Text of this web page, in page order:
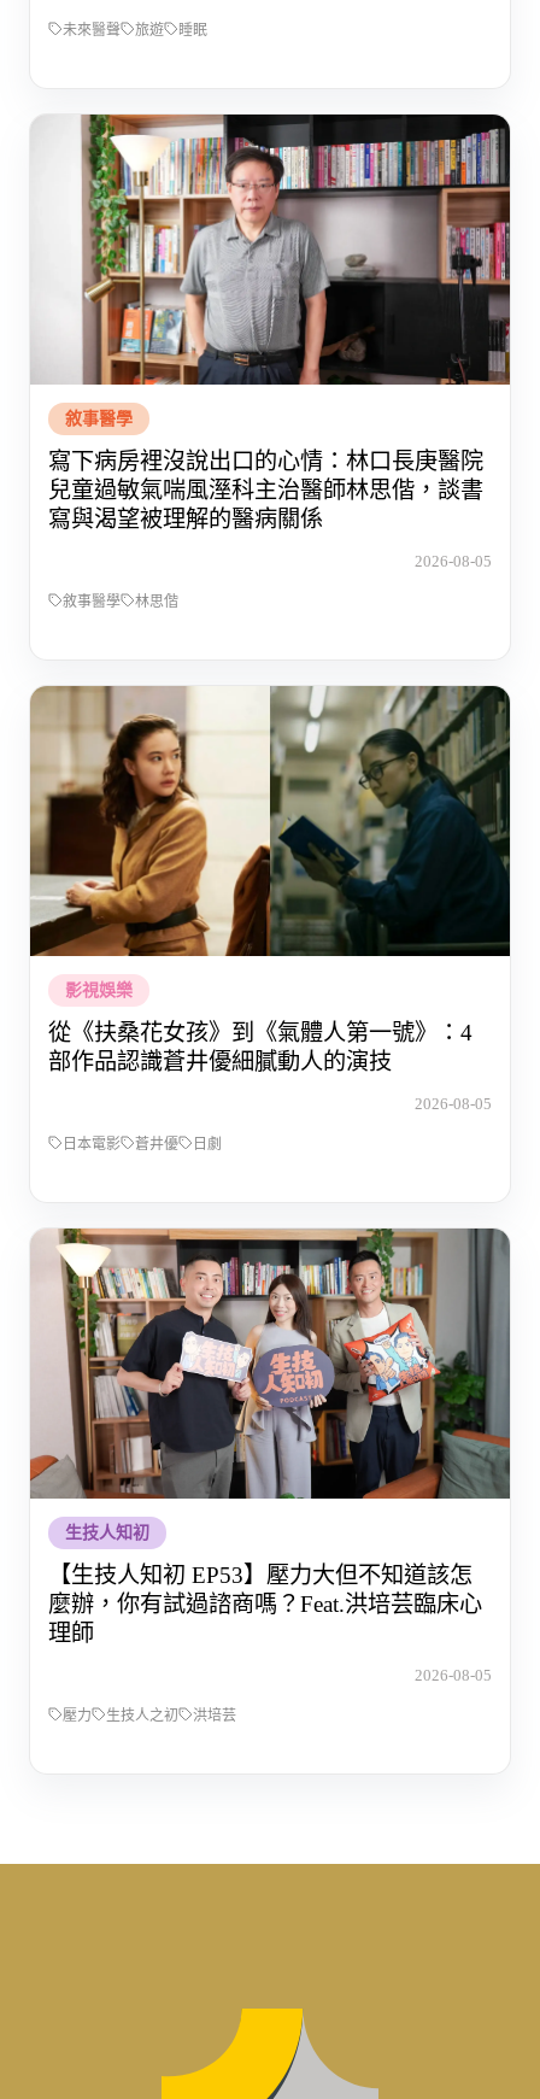
未來醫聲 旅遊 睡眠
敘事醫學
寫下病房裡沒說出口的心情：林口長庚醫院
兒童過敏氣喘風溼科主治醫師林思偕，談書
寫與渴望被理解的醫病關係
2026-08-05
敘事醫學 林思偕
影視娛樂
從《扶桑花女孩》到《氣體人第一號》：4
部作品認識蒼井優細膩動人的演技
2026-08-05
日本電影 蒼井優 日劇
生技人知初
【生技人知初 EP53】壓力大但不知道該怎
麼辦，你有試過諮商嗎？Feat.洪培芸臨床心
理師
2026-08-05
壓力 生技人之初 洪培芸